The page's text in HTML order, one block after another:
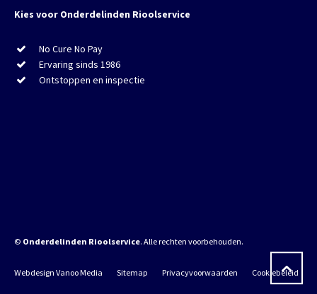
Kies voor Onderdelinden Rioolservice
No Cure No Pay
Ervaring sinds 1986
Ontstoppen en inspectie
© Onderdelinden Rioolservice. Alle rechten voorbehouden.
Webdesign Vanoo Media Sitemap Privacyvoorwaarden Cookiebeleid